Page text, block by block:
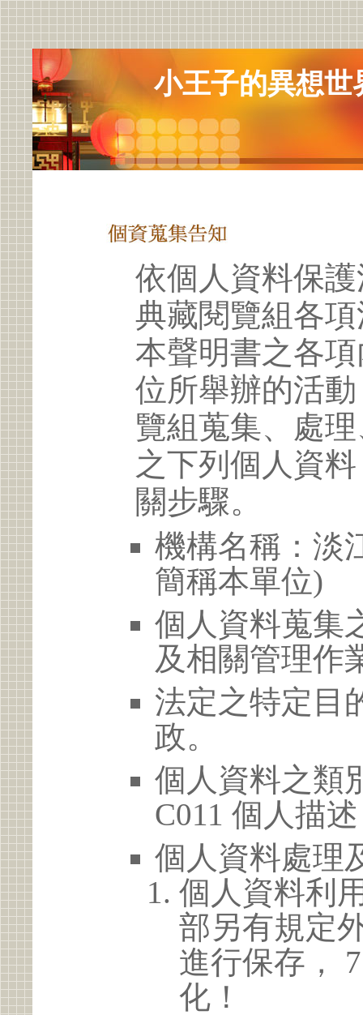
小王子的異想世
依個人資料保
典藏閱覽組各
本聲明書之各
位所舉辦的活
覽組蒐集、處
之下列個人資
關步驟。
機構名稱：淡
簡稱本單位)
個人資料蒐集
及相關管理作
法定之特定目
政。
個人資料之類
C011 個人描述
個人資料處理
個人資料利
部另有規定
進行保存，
化！